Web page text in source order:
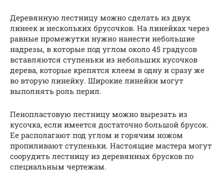
Деревянную лестницу можно сделать из двух
линеек и нескольких брусочков. На линейках через
равные промежутки нужно нанести небольшие
надрезы, в которые под углом около 45 градусов
вставляются ступеньки из небольших кусочков
дерева, которые крепятся клеем в одну и сразу же
во вторую линейку. Широкие линейки могут
выполнять роль перил.
Пенопластовую лестницу можно вырезать из
кусочка, если имеется достаточно большой брусок.
Ее располагают под углом и горячим ножом
пропиливают ступеньки. Настоящие мастера могут
соорудить лестницу из деревянных брусков по
специальным чертежам.